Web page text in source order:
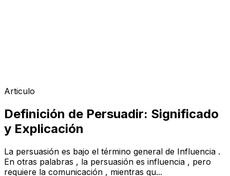
Articulo
Definición de Persuadir: Significado
y Explicación
La persuasión es bajo el término general de Influencia .
En otras palabras , la persuasión es influencia , pero
requiere la comunicación , mientras qu...